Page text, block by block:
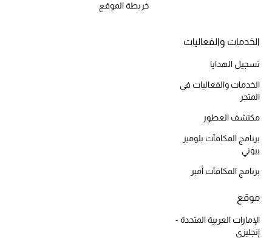
جميع مستحضرات الجمال
الجديد في عالم الجمال
الأكثر مبيعاً
العطور
خريطة الموقع
الخدمات والفعاليات
تسجيل الهدايا
الخدمات والفعاليات في
المتجر
مكتشف العطور
برنامج المكافآت بلوميز
بيوتي
برنامج المكافآت أمبر
موقع
الإمارات العربية المتحدة -
إنجليزي